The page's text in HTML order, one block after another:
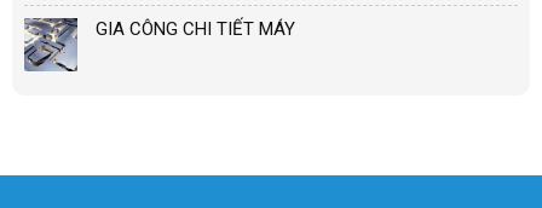
GIA CÔNG CHI TIẾT MÁY